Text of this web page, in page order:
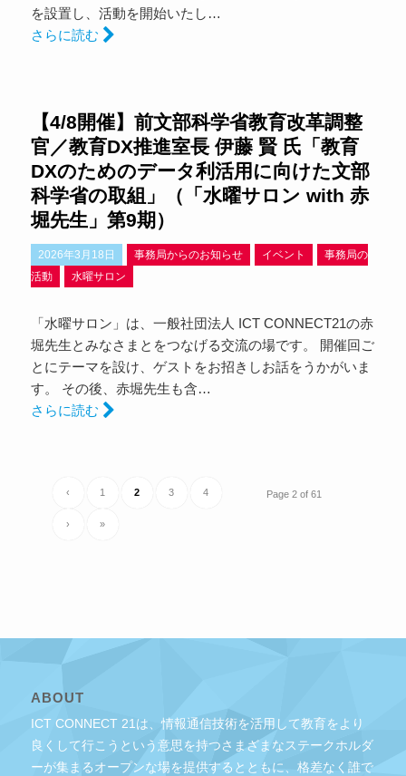
を設置し、活動を開始いたし…
さらに読む
【4/8開催】前文部科学省教育改革調整
官／教育DX推進室長 伊藤 賢 氏「教育
DXのためのデータ利活用に向けた文部
科学省の取組」（「水曜サロン with 赤
堀先生」第9期）
2026年3月18日 事務局からのお知らせ イベント
事務局の
活動
水曜サロン
「水曜サロン」は、一般社団法人 ICT CONNECT21の赤
堀先生とみなさまとをつなげる交流の場です。 開催回ご
とにテーマを設け、ゲストをお招きしお話をうかがいま
す。 その後、赤堀先生も含…
さらに読む
Page 2 of 61
‹ 1 2 3 4
› »
ABOUT
ICT CONNECT 21は、情報通信技術を活用して教育をより
良くして行こうという意思を持つさまざまなステークホルダ
ーが集まるオープンな場を提供するとともに、格差なく誰で